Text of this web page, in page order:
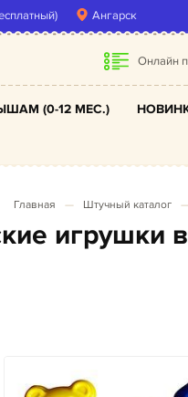
Онлайн
(0-12 МЕС.)
Ангарск
Главная Штучный каталог
игрушки